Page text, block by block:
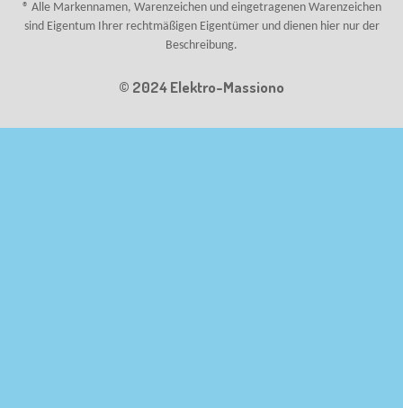
® Alle Markennamen, Warenzeichen und eingetragenen Warenzeichen
sind Eigentum Ihrer rechtmäßigen Eigentümer und dienen hier nur der
Beschreibung.
© 2024 Elektro-Massiono